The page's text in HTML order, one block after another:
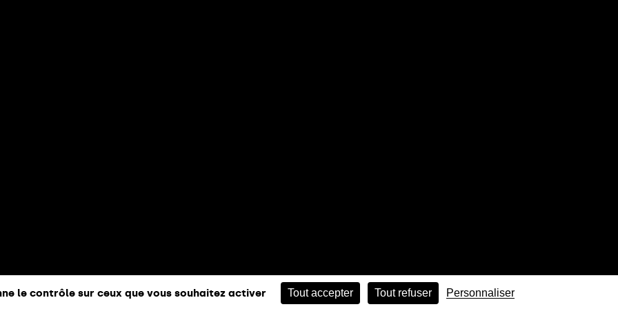
le contrôle sur ceux que vous souhaitez activer Tout accepter Tout refuser Personnaliser